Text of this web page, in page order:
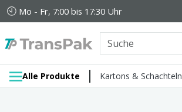
Mo - Fr, 7:00 bis 17:30 Uhr
Alle Produkte Kartons & Schachteln